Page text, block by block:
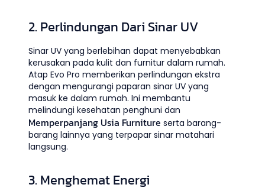
2. Perlindungan Dari Sinar UV
Sinar UV yang berlebihan dapat menyebabkan
kerusakan pada kulit dan furnitur dalam rumah.
Atap Evo Pro memberikan perlindungan ekstra
dengan mengurangi paparan sinar UV yang
masuk ke dalam rumah. Ini membantu
melindungi kesehatan penghuni dan
Memperpanjang Usia Furniture serta barang-
barang lainnya yang terpapar sinar matahari
langsung.
3. Menghemat Energi